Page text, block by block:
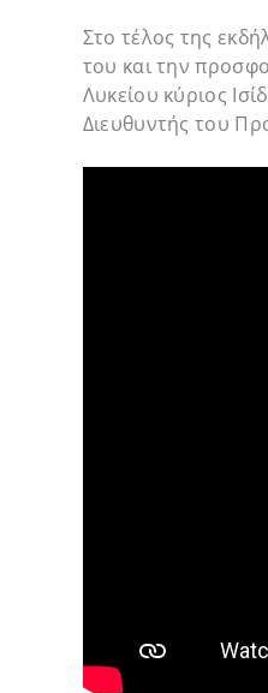
Στο τέλος της
του και την
Λυκείου κύριος
Διευθυντής του